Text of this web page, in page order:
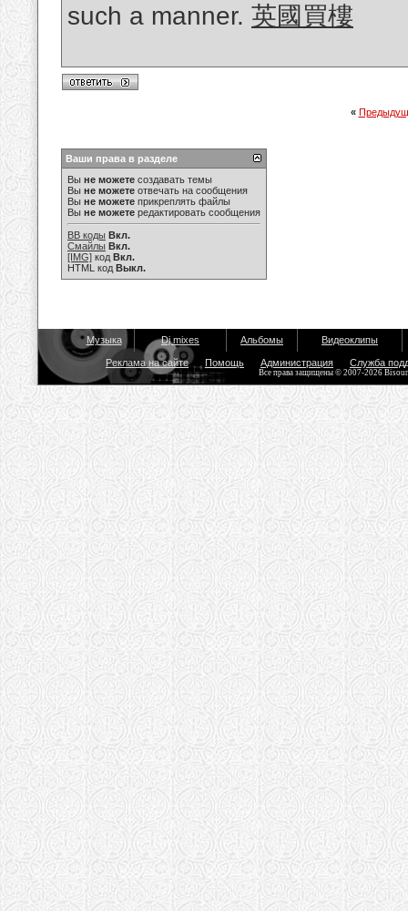
such a manner. 英國買樓
«
Ваши права в разделе
Вы не можете создавать темы
Вы не можете отвечать на сообщения
Вы не можете прикреплять файлы
Вы не можете редактировать сообщения
BB коды Вкл.
Смайлы Вкл.
[IMG] код Вкл.
HTML код Выкл.
Музыка Dj mixes Альбомы Видеоклипы
Реклама на сайте Помощь Администрация Служба
Все права защищены © 2007-2026